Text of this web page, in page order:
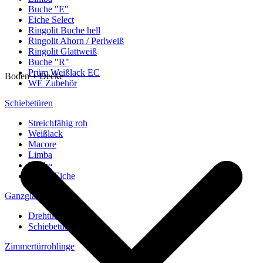
Buche "E"
Eiche Select
Ringolit Buche hell
Ringolit Ahorn / Perlweiß
Ringolit Glattweiß
Buche "R"
Prüm Weißlack EC
WE Zubehör
Schiebetüren
Streichfähig roh
Weißlack
Macore
Limba
Buche
europ. Eiche
Ganzglastüren
Drehtüren
Schiebetüren
Zimmertürrohlinge
Boden + Decke